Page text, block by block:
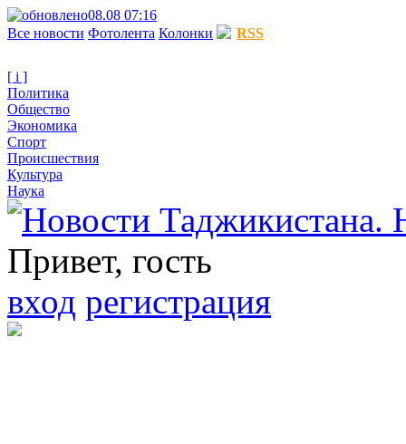
08.08 07:16
Все новости Фотолента Колонки RSS
[ i ]
Политика
Общество
Экономика
Спорт
Происшествия
Культура
Наука
Привет, гость
вход регистрация